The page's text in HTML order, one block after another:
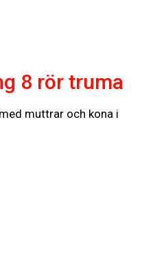
8 rör truma
muttrar och kona i